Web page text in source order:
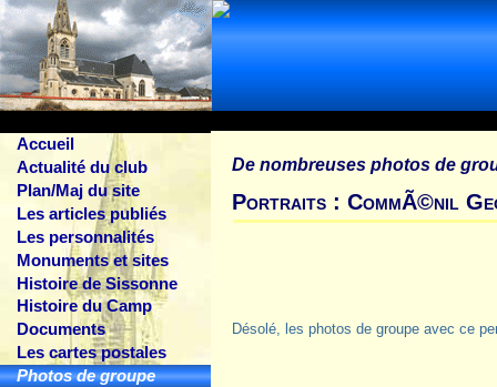
Accueil
Actualité du club
Plan/Maj du site
Les articles publiés
Les personnalités
Monuments et sites
Histoire de Sissonne
Histoire du Camp
Documents
Les cartes postales
Photos de groupe
De nombreuses photos de
Portraits : CommÃ©nil
Désolé, les photos de groupe avec ce